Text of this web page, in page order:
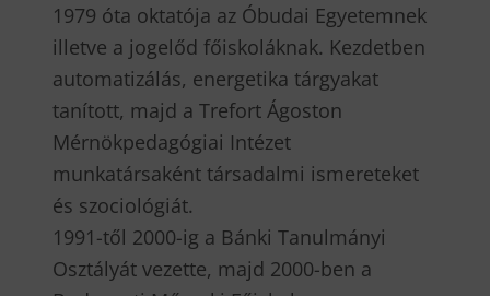
1979 óta oktatója az Óbudai Egyetemnek
illetve a jogelőd főiskoláknak. Kezdetben
automatizálás, energetika tárgyakat
tanított, majd a Trefort Ágoston
Mérnökpedagógiai Intézet
munkatársaként társadalmi ismereteket
és szociológiát.
1991-től 2000-ig a Bánki Tanulmányi
Osztályát vezette, majd 2000-ben a